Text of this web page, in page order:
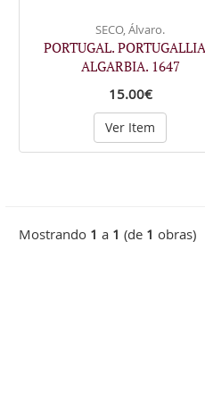
SECO, Álvaro.
PORTUGAL.
ALGARBIA. 1647
15.00€
Ver Item
Mostrando 1 a 1 (de 1 obras)